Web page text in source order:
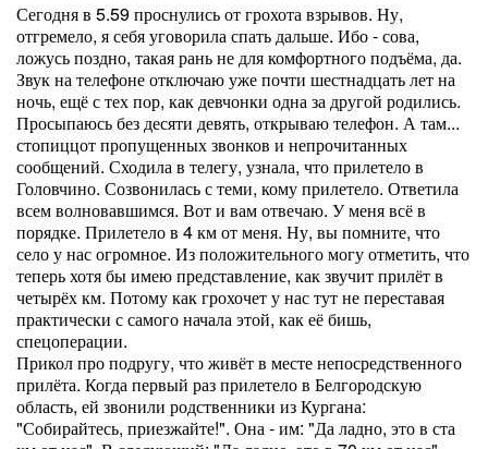
Сегодня в 5.59 проснулись от грохота взрывов. Ну,
отгремело, я себя уговорила спать дальше. Ибо - сова,
ложусь поздно, такая рань не для комфортного подъёма, да.
Звук на телефоне отключаю уже почти шестнадцать лет на
ночь, ещё с тех пор, как девчонки одна за другой родились.
Просыпаюсь без десяти девять, открываю телефон. А там...
стопиццот пропущенных звонков и непрочитанных
сообщений. Сходила в телегу, узнала, что прилетело в
Головчино. Созвонилась с теми, кому прилетело. Ответила
всем волновавшимся. Вот и вам отвечаю. У меня всё в
порядке. Прилетело в 4 км от меня. Ну, вы помните, что
село у нас огромное. Из положительного могу отметить, что
теперь хотя бы имею представление, как звучит прилёт в
четырёх км. Потому как грохочет у нас тут не переставая
практически с самого начала этой, как её бишь,
спецоперации.
Прикол про подругу, что живёт в месте непосредственного
прилёта. Когда первый раз прилетело в Белгородскую
область, ей звонили родственники из Кургана:
"Собирайтесь, приезжайте!". Она - им: "Да ладно, это в ста